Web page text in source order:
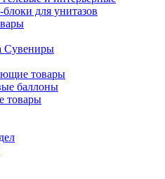
для унитазов
Сувениры
товары
баллоны
товары